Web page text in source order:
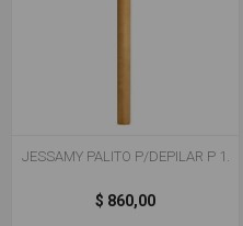
JESSAMY PALITO P/DEPILAR P 1.
$ 860,00